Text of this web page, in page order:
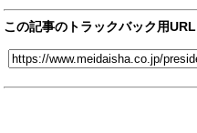
この記事のトラックバック用URL